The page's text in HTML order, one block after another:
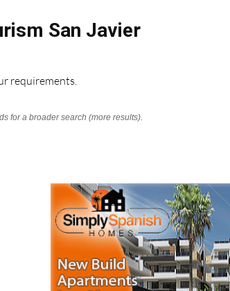
San Javier
requirements.
for a broader search (more results).